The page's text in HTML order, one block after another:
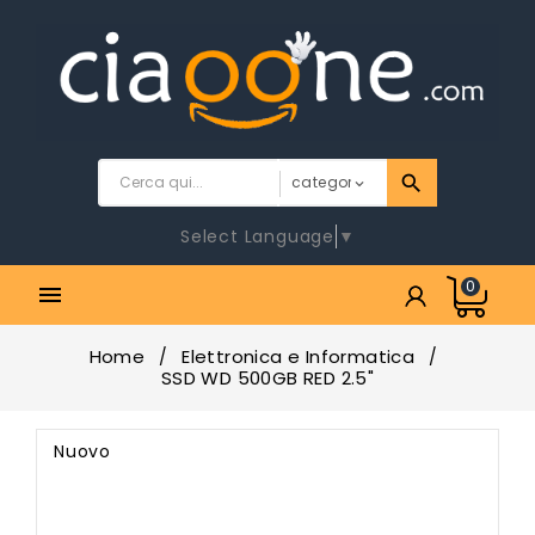
Select Language ▼
 0
Home
Elettronica e Informatica
SSD WD 500GB RED 2.5"
Nuovo